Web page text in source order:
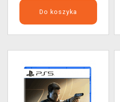
Do koszyka